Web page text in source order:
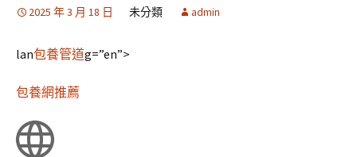
2025 年 3 月 18 日 未分類 admin
lan包養管道g=”en”>
包養網推薦